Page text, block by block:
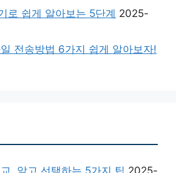
로 쉽게 알아보는 5단계 2025-
전송방법 6가지 쉽게 알아보자!
, 알고 선택하는 5가지 팁 2025-